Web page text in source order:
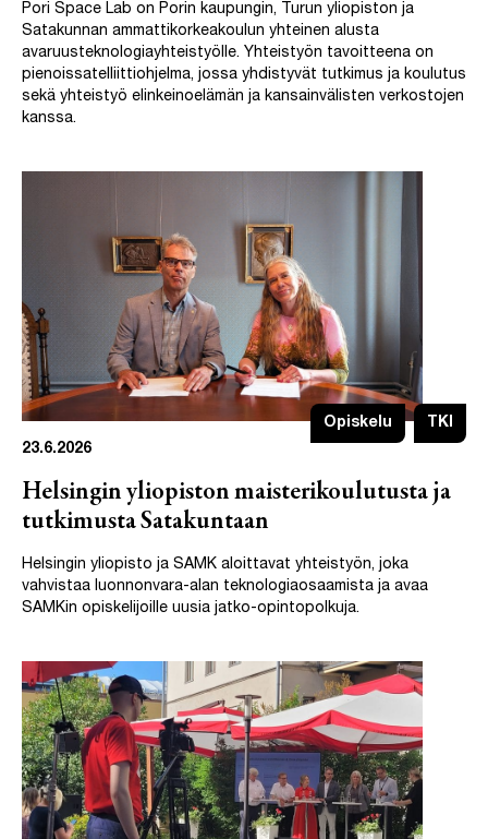
Pori Space Lab on Porin kaupungin, Turun yliopiston ja
Satakunnan ammattikorkeakoulun yhteinen alusta
avaruusteknologiayhteistyölle. Yhteistyön tavoitteena on
pienoissatelliittiohjelma, jossa yhdistyvät tutkimus ja koulutus
sekä yhteistyö elinkeinoelämän ja kansainvälisten verkostojen
kanssa.
Opiskelu
TKI
23.6.2026
Helsingin yliopiston maisterikoulutusta ja
tutkimusta Satakuntaan
Helsingin yliopisto ja SAMK aloittavat yhteistyön, joka
vahvistaa luonnonvara-alan teknologiaosaamista ja avaa
SAMKin opiskelijoille uusia jatko-opintopolkuja.